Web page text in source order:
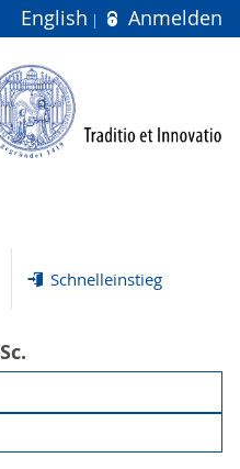
English Anmelden
Schnelleinstieg